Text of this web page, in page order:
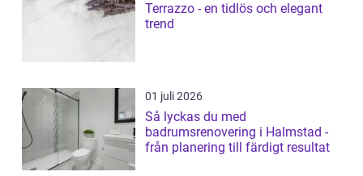
Terrazzo - en tidlös och elegant
trend
01 juli 2026
Så lyckas du med
badrumsrenovering i Halmstad -
från planering till färdigt resultat